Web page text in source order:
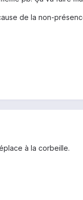
de la non-
à la corbeille.